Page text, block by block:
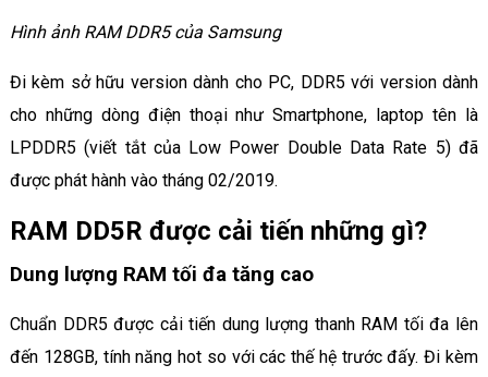
Hình ảnh RAM DDR5 của Samsung
Đi kèm sở hữu version dành cho PC, DDR5 với version dành
cho những dòng điện thoại như Smartphone, laptop tên là
LPDDR5 (viết tắt của Low Power Double Data Rate 5) đã
được phát hành vào tháng 02/2019.
RAM DD5R được cải tiến những gì?
Dung lượng RAM tối đa tăng cao
Chuẩn DDR5 được cải tiến dung lượng thanh RAM tối đa lên
đến 128GB, tính năng hot so với các thế hệ trước đấy. Đi kèm